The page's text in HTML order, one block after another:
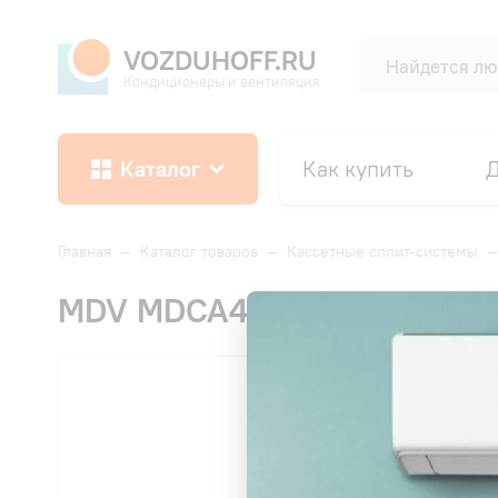
VOZDUHOFF.RU
Кондиционеры и вентиляция
Каталог Как купить
Главная — Каталог товаров — Кассетные сплит-системы —
MDV MDCA4I-09HRFN8/T-